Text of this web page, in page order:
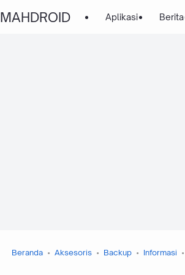
UMAHDROID Aplikasi Berita
Beranda Aksesoris Backup Informasi